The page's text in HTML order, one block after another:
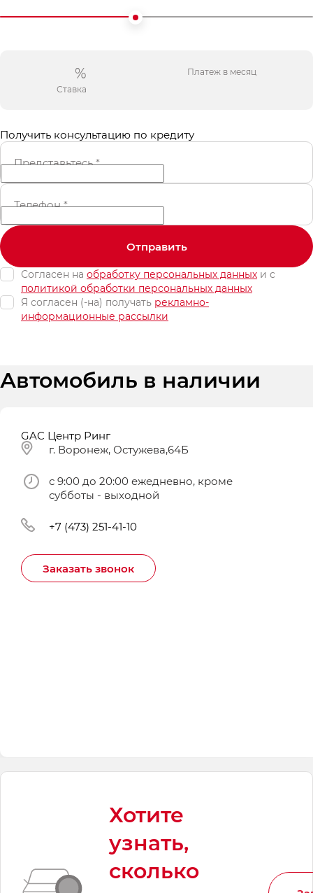
%
Ставка
Платеж в месяц
Получить консультацию по кредиту
Представьтесь*
Телефон*
Отправить
Согласен на обработку персональных данных и c
политикой обработки персональных данных
Я согласен (-на) получать рекламно-
информационные рассылки
Автомобиль в наличии
GAC Центр Ринг
г. Воронеж, Остужева,64Б
с 9:00 до 20:00 ежедневно, кроме
субботы - выходной
+7 (473) 251-41-10
Заказать звонок
Хотите
узнать,
сколько